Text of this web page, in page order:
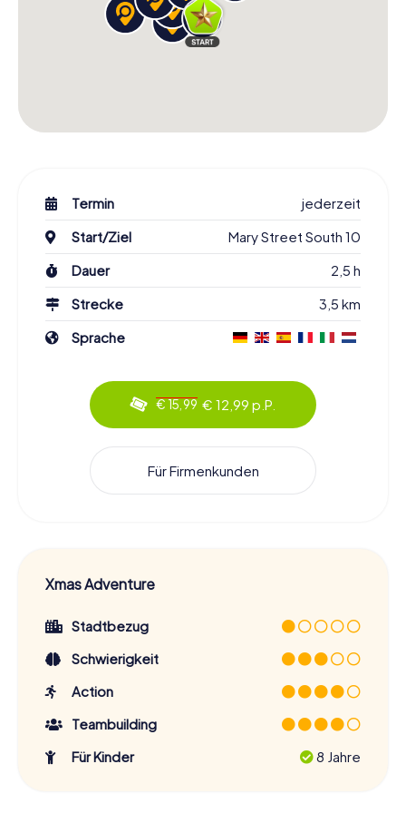
Termin
jederzeit
Start/Ziel
Mary Street South 10
Dauer
2,5 h
Strecke
3,5 km
Sprache
€ 15,99 € 12,99 p.P.
Für Firmenkunden
Xmas Adventure
Stadtbezug
Schwierigkeit
Action
Teambuilding
Für Kinder
8 Jahre